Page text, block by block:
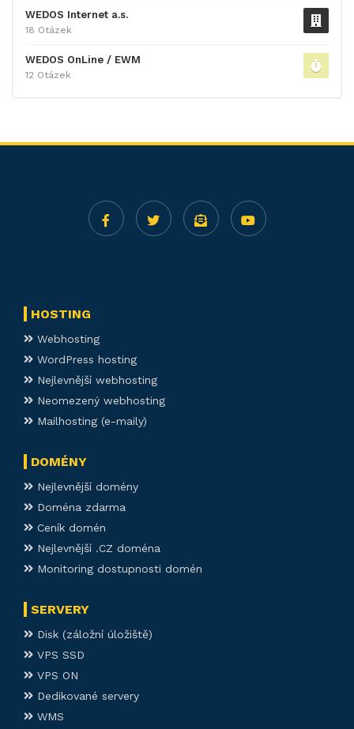
WEDOS Internet a.s.
18 Otázek
WEDOS OnLine / EWM
12 Otázek
HOSTING
Webhosting
WordPress hosting
Nejlevnější webhosting
Neomezený webhosting
Mailhosting (e-maily)
DOMÉNY
Nejlevnější domény
Doména zdarma
Ceník domén
Nejlevnější .CZ doména
Monitoring dostupnosti domén
SERVERY
Disk (záložní úložiště)
VPS SSD
VPS ON
Dedikované servery
WMS